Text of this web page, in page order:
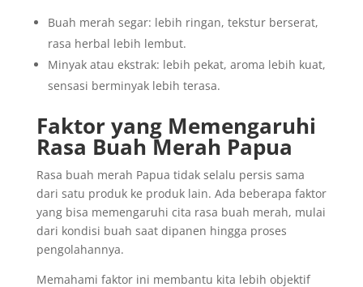
Buah merah segar: lebih ringan, tekstur berserat,
rasa herbal lebih lembut.
Minyak atau ekstrak: lebih pekat, aroma lebih kuat,
sensasi berminyak lebih terasa.
Faktor yang Memengaruhi
Rasa Buah Merah Papua
Rasa buah merah Papua tidak selalu persis sama
dari satu produk ke produk lain. Ada beberapa faktor
yang bisa memengaruhi cita rasa buah merah, mulai
dari kondisi buah saat dipanen hingga proses
pengolahannya.
Memahami faktor ini membantu kita lebih objektif